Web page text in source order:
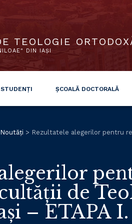
TEOLOGIE
DIN IAȘI
STUDENȚI ȘCOALĂ DOCTORALĂ
Noutăți > Rezultatele alegerilor pentru
de
– ETAPA I.